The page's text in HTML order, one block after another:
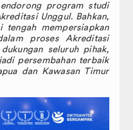
program studi
Unggul. Bahkan,
tengah mempersiapkan
proses Akreditasi
seluruh pihak,
persembahan terbaik
dan Kawasan Timur